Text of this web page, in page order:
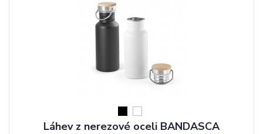
Láhev z nerezové oceli BANDASCA